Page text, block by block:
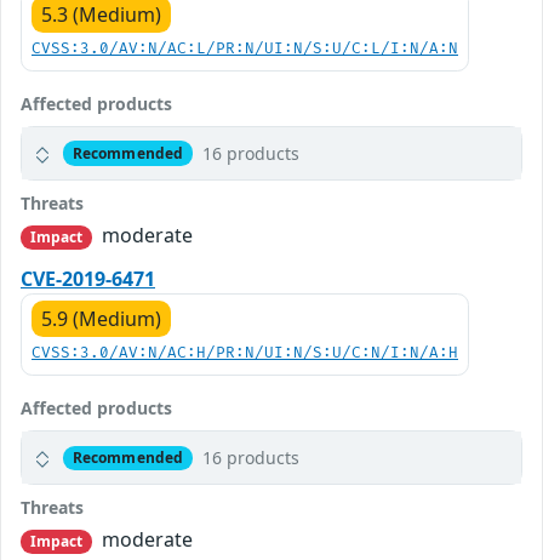
5.3 (Medium)
CVSS:3.0/AV:N/AC:L/PR:N/UI:N/S:U/C:L/I:N/A:N
Affected products
Recommended 16 products
Threats
Impact
moderate
CVE-2019-6471
5.9 (Medium)
CVSS:3.0/AV:N/AC:H/PR:N/UI:N/S:U/C:N/I:N/A:H
Affected products
Recommended 16 products
Threats
Impact
moderate